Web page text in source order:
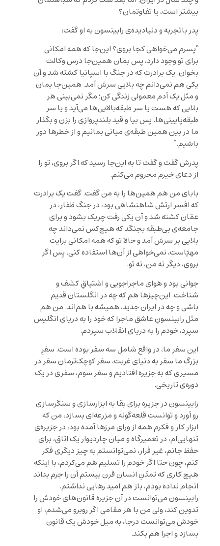
بیشتر است، یا تفاوتمان؟
پدر باتجربه و دنیادیده‌ی رابینسون به او گفت:
“پسرم می‌خواهی کجا بروی؟ این‌جا که همه امکانی
برای تو وجود دارد، پس بمان همین‌جا درس وکالت
بخوان. یک برادرت که در جنگ با اسپانیا کشته شد و آن
یکی هم نمی‌دانم چه بلایی سرش آمد. همین‌جا بمان
و مثل یک آدم معمولی زندگی کن؛ مگر نمی‌بینی هر
بلایی که هست یا سر طبقهبالاییها میآید و یا سر
طبقهپایینیها. پس بیا و قید بلندپروازی را بزن و بگذار
ما در بین همین طبقهی میانی بمانیم و از خطرها دور
باشیم.”
پدرش گفت و گفت تا به این‌جا رسید که اگر بروی، تو را
از دعای خیرم محروم می‌کنم.
بابای من هم همین‌ها را به من گفت. گفت یک برادرت
که افسر ارتش شاهنشاهی بود، در جنگ ظفار، در
عمّان کشته شد و آن یکی رفت چریک بشود و برای
جامعه‌ی بی‌طبقه بجنگد که هیچ‌کس نمی‌داند چه
بلایی بر سرش آمد و حالا تو که همه امکانی برایت
مهیّاست، نمی‌خواهی از آن‌ها استفاده کنی. پس اگر
بروی، دیگر نه من، نه تو.
جوانی بود و هوای ماجراجویی و اشتیاقِ کشف و
شناخت. این‌چیزها هم که چه در انگلستان قدیم
باشی و چه در ایران جدید، همیشه با هم‌اند. من هم
مثل رابینسونِ عاشق ماجرا که خود را به دریای انگلیس
سپرد، خودم را به دریای انقلاب سپردم.
این سفر ما، در واقع شامل سه سفر بوده است. سفرِ
بزرگ ما سفر به دنیای غربت، سفر کوچک‌ترمان سفر در
مسیری که به جزیره افتادیم و سفر سوم، سفری در یک
دوره‌ی تاریخی.
رابینسون در جزیره برای بقا به ابزارسازی و سنگرسازی
رو آورد و توانست قلعه‌گونه و مزرعه‌ای بسازد، من که
ابزار کار و فکرم همه از ورای مرزها آمده بود، در جزیره‌ی
تنهایی‌ام، در تعمیرگاه و میان چاردیوار یک اتاق، برای
حفظ جانم، غیر فرار، نمی‌توانستم به چیز دیگری فکر
کنم، چون حتا اگر خودم را تسلیم هم می‌کردم، با اینکه
هیچ کاری که تمدّنِ انسان قرن بیستم آن را جرم بداند
انجام نداده بودم، باز هم امید رهایی نداشتم.
رابینسون می‌توانست در آن جزیره قانون‌های خودش را
تدوین کند، ولی من با هر مقامی اگر روبرو می‌شدم، او
خودش می‌توانست درجا، به میل خودش یک قانون
بسازد و اجرا هم بکند.